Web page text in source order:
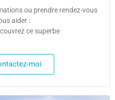
ou prendre rendez-vous
aider :
ce superbe
moi